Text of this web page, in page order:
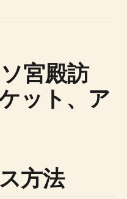
宮殿訪
ット、ア
方法